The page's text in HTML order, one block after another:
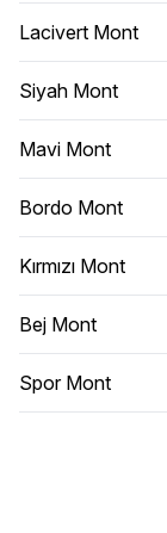
Lacivert Mont
Siyah Mont
Mavi Mont
Bordo Mont
Kırmızı Mont
Bej Mont
Spor Mont